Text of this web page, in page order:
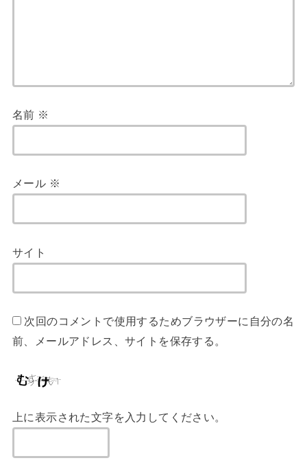
名前 ※
メール ※
サイト
次回のコメントで使用するためブラウザーに自分の名
前、メールアドレス、サイトを保存する。
上に表示された文字を入力してください。